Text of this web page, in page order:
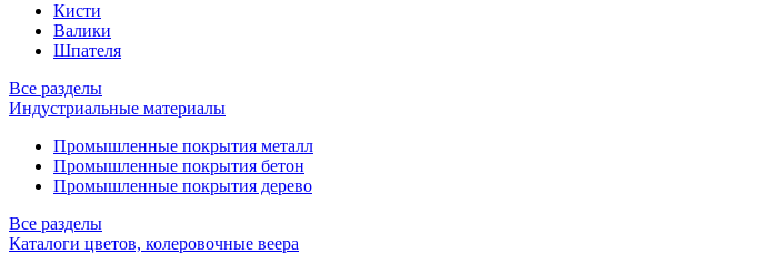
Кисти
Валики
Шпателя
Все разделы
Индустриальные материалы
Промышленные покрытия металл
Промышленные покрытия бетон
Промышленные покрытия дерево
Все разделы
Каталоги цветов, колеровочные веера